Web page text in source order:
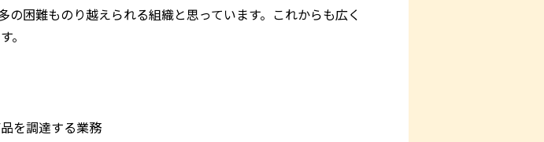
困難ものり越えられる組織と思っています。これからも広く
。
を調達する業務